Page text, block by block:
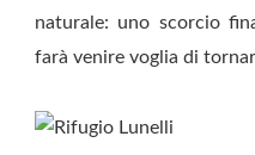
naturale: uno scorcio
farà venire voglia di